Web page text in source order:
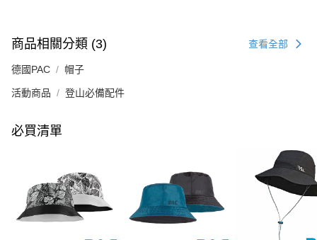
商品相關分類 (3) 查看全部
德國PAC 帽子
活動商品 登山必備配件
必買清單